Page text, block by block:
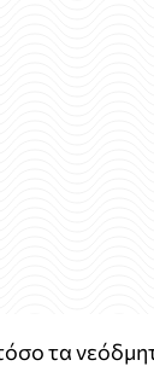
τα